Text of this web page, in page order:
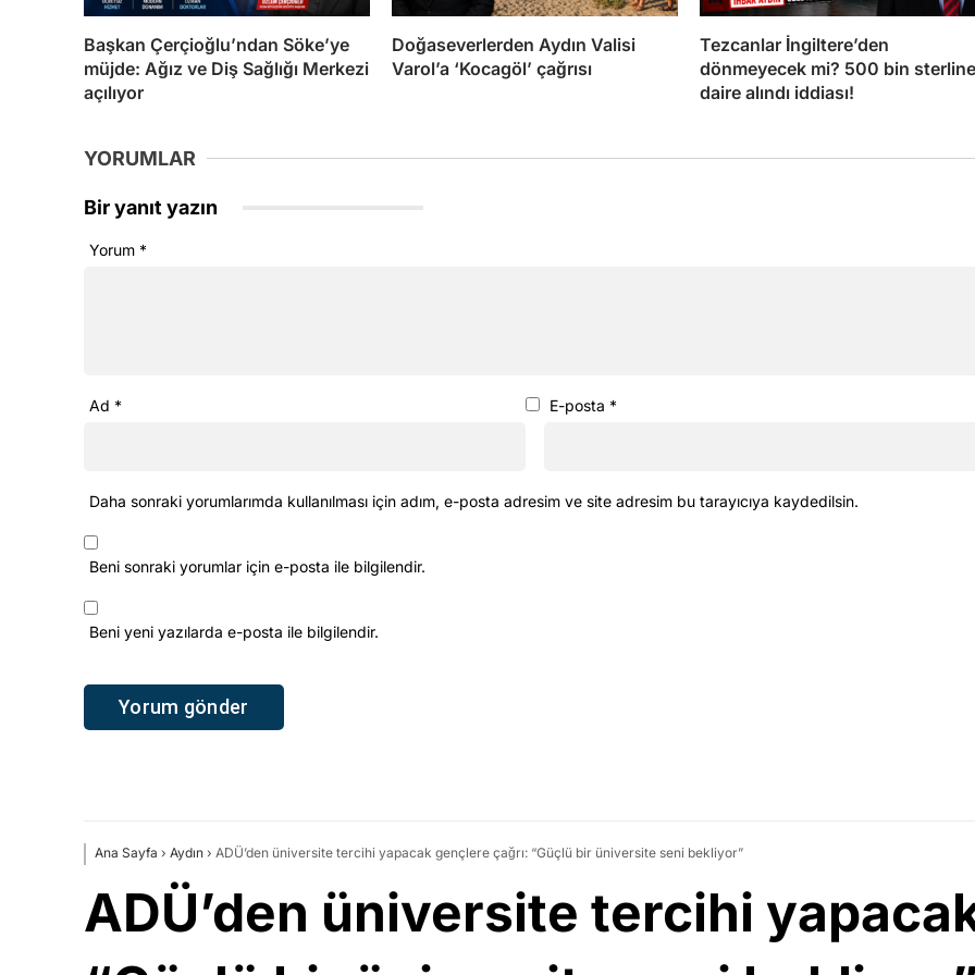
Başkan Çerçioğlu’ndan Söke’ye
müjde: Ağız ve Diş Sağlığı Merkezi
açılıyor
Doğaseverlerden Aydın Valisi
Varol’a ‘Kocagöl’ çağrısı
Tezcanlar İngiltere’den
dönmeyecek mi? 500 bin sterline
daire alındı iddiası!
YORUMLAR
Bir yanıt yazın
Yorum *
Ad * E-posta *
Daha sonraki yorumlarımda kullanılması için adım, e-posta adresim ve site adresim bu tarayıcıya kaydedilsin.
Beni sonraki yorumlar için e-posta ile bilgilendir.
Beni yeni yazılarda e-posta ile bilgilendir.
Ana Sayfa › Aydın › ADÜ’den üniversite tercihi yapacak gençlere çağrı: “Güçlü bir üniversite seni bekliyor”
ADÜ’den üniversite tercihi